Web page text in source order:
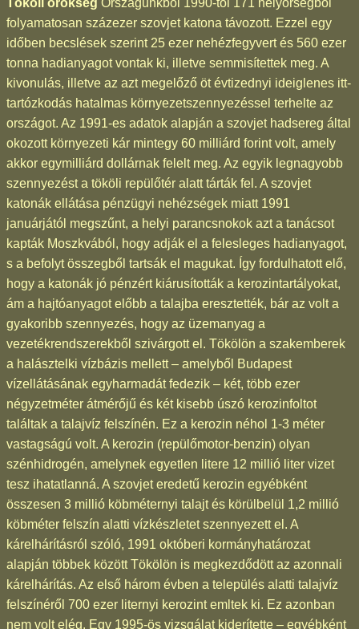
folyamatosan százezer szovjet katona távozott. Ezzel egy
időben becslések szerint 25 ezer nehézfegyvert és 560 ezer
tonna hadianyagot vontak ki, illetve semmisítettek meg. A
kivonulás, illetve az azt megelőző öt évtizednyi ideiglenes itt-
tartózkodás hatalmas környezetszennyezéssel terhelte az
országot. Az 1991-es adatok alapján a szovjet hadsereg által
okozott környezeti kár mintegy 60 milliárd forint volt, amely
akkor egymilliárd dollárnak felelt meg. Az egyik legnagyobb
szennyezést a tököli repülőtér alatt tárták fel. A szovjet
katonák ellátása pénzügyi nehézségek miatt 1991
januárjától megszűnt, a helyi parancsnokok azt a tanácsot
kapták Moszkvából, hogy adják el a felesleges hadianyagot,
s a befolyt összegből tartsák el magukat. Így fordulhatott elő,
hogy a katonák jó pénzért kiárusították a kerozintartályokat,
ám a hajtóanyagot előbb a talajba eresztették, bár az volt a
gyakoribb szennyezés, hogy az üzemanyag a
vezetékrendszerekből szivárgott el. Tökölön a szakemberek
a halásztelki vízbázis mellett – amelyből Budapest
vízellátásának egyharmadát fedezik – két, több ezer
négyzetméter átmérőjű és két kisebb úszó kerozinfoltot
találtak a talajvíz felszínén. Ez a kerozin néhol 1-3 méter
vastagságú volt. A kerozin (repülőmotor-benzin) olyan
szénhidrogén, amelynek egyetlen litere 12 millió liter vizet
tesz ihatatlanná. A szovjet eredetű kerozin egyébként
összesen 3 millió köbméternyi talajt és körülbelül 1,2 millió
köbméter felszín alatti vízkészletet szennyezett el. A
kárelhárításról szóló, 1991 októberi kormányhatározat
alapján többek között Tökölön is megkezdődött az azonnali
kárelhárítás. Az első három évben a település alatti talajvíz
felszínéről 700 ezer liternyi kerozint emltek ki. Ez azonban
nem volt elég. Egy 1995-ös vizsgálat kiderítette – egyébként